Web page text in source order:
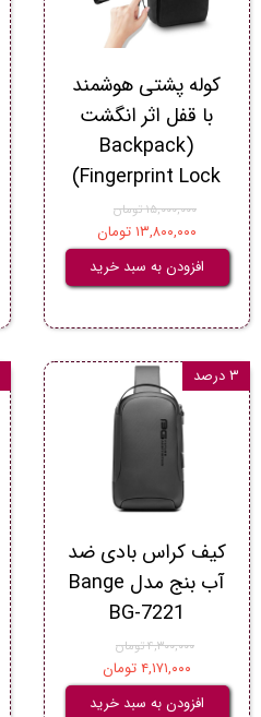
کوله پشتی هوشمند
با قفل اثر انگشت
(Backpack
Fingerprint Lock)
۱۵,۰۰۰,۰۰۰ تومان
۱۳,۸۰۰,۰۰۰ تومان
افزودن به سبد خرید
کیف کراس بادی ضد
آب بنج مدل Bange
BG-7221
۴,۳۰۰,۰۰۰ تومان
۴,۱۷۱,۰۰۰ تومان
افزودن به سبد خرید
۳ درصد